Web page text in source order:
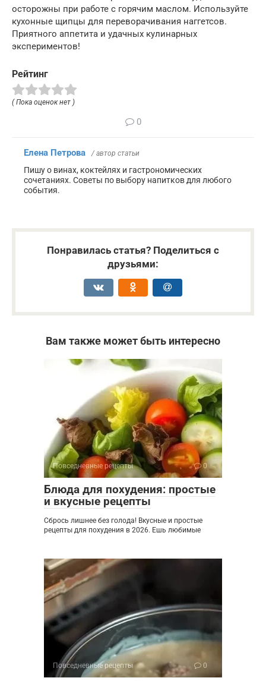
осторожны при работе с горячим маслом. Используйте
кухонные щипцы для переворачивания наггетсов.
Приятного аппетита и удачных кулинарных
экспериментов!
Рейтинг
( Пока оценок нет )
0
Елена Петрова / автор статьи
Пишу о винах, коктейлях и гастрономических
сочетаниях. Советы по выбору напитков для любого
события.
Понравилась статья? Поделиться с
друзьями:
Вам также может быть интересно
Повседневные рецепты 0
Блюда для похудения: простые
и вкусные рецепты
Сбрось лишнее без голода! Вкусные и простые
рецепты для похудения в 2026. Ешь любимые
Повседневные рецепты 0